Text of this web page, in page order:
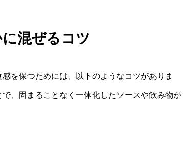
混ぜるコツ
を保つためには、以下のようなコツがありま
、固まることなく一体化したソースや飲み物が